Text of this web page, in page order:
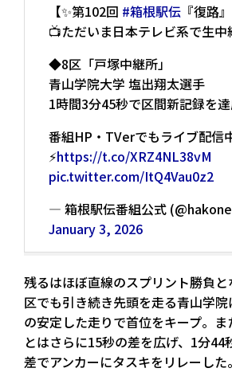
【✨第102回 #箱根駅伝 『復路』
📺ただいま日本テレビ系で生中
◆8区「戸塚中継所」
青山学院大学 塩出翔太選手
1時間3分45秒で区間新記録を
番組HP・TVerでもライブ配信
⚡️https://t.co/XRZ4NL38vM
pic.twitter.com/ItQ4Vau0z2
— 箱根駅伝番組公式
January 3, 2026
残るはほぼ直線のスプリント勝負
区でも引き続き先頭を走る青山学院
の安定した走りで首位をキープ。
とはさらに15秒の差を広げ、1分44
差でアンカーにタスキをリレーした。